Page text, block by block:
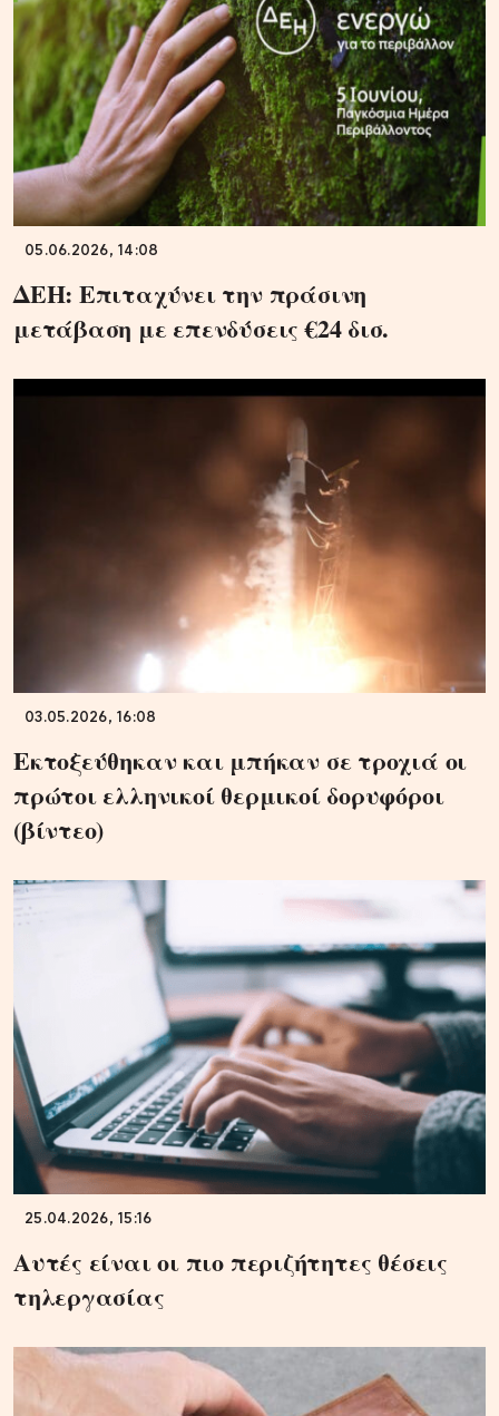
05.06.2026, 14:08
ΔΕΗ: Επιταχύνει την πράσινη
μετάβαση με επενδύσεις €24 δισ.
03.05.2026, 16:08
Εκτοξεύθηκαν και μπήκαν σε τροχιά οι
πρώτοι ελληνικοί θερμικοί δορυφόροι
(βίντεο)
25.04.2026, 15:16
Αυτές είναι οι πιο περιζήτητες θέσεις
τηλεργασίας